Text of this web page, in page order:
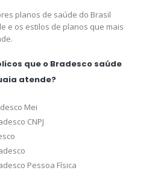
planos de saúde do Brasil
e os estilos de planos que mais
que o Bradesco saúde
atende?
Mei
CNPJ
Pessoa Física